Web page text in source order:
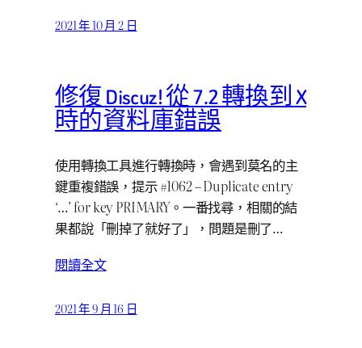
2021 年 10 月 2 日
修復 Discuz! 從 7.2 轉換到 X
時的資料庫錯誤
使用轉換工具進行轉換時，會遇到莫名的主
鍵重複錯誤，提示 #1062 – Duplicate entry
‘…’ for key PRIMARY。一番找尋，相關的結
果都說「刪掉了就好了」，問題是刪了…
閱讀全文
2021 年 9 月 16 日